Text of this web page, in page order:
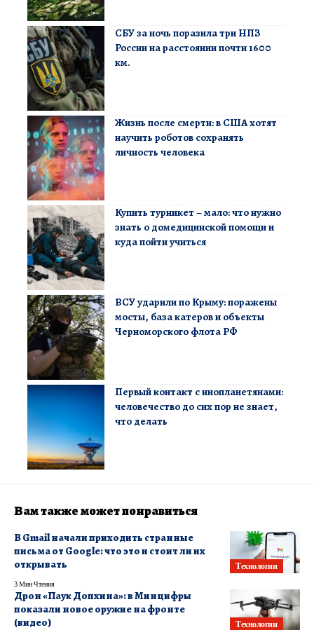
СБУ за ночь поразила три НПЗ
России на расстоянии почти 1600
км.
Жизнь после смерти: в США хотят
научить роботов сохранять
личность человека
Купить турникет – мало: что нужно
знать о домедицинской помощи и
куда пойти учиться
ВСУ ударили по Крыму: поражены
мосты, база катеров и объекты
Черноморского флота РФ
Первый контакт с инопланетянами:
человечество до сих пор не знает,
что делать
Вам также может понравиться
Технологии
В Gmail начали приходить странные
письма от Google: что это и стоит ли их
открывать
3 Мин Чтения
Технологии
Дрон «Паук Допхина»: в Минцифры
показали новое оружие на фронте
(видео)